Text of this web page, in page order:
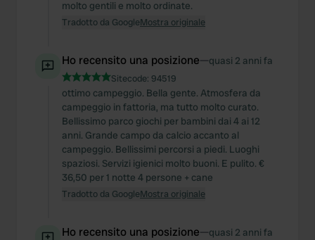
provided to them or that they’ve collected from your use
of their services.
molto gentili e molto ordinate.
Tradotto da GoogleMostra originale
Ho recensito una posizione—quasi 2 anni fa
Sitecode: 94519
ottimo campeggio. Bella gente. Atmosfera da
campeggio in fattoria, ma tutto molto curato.
Bellissimo parco giochi per bambini dai 4 ai 12
anni. Grande campo da calcio accanto al
campeggio. Bellissimi percorsi a piedi. Luoghi
spaziosi. Servizi igienici molto buoni. E pulito. €
36,50 per 1 notte 4 persone + cane
Tradotto da GoogleMostra originale
Ho recensito una posizione—quasi 2 anni fa